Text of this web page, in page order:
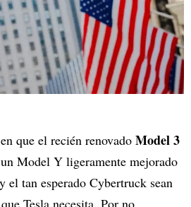
que el recién renovado Model 3
Model Y ligeramente mejorado
el tan esperado Cybertruck sean
Tesla necesita. Por no